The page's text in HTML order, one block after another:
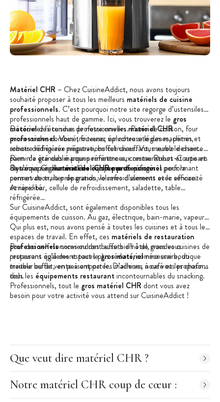
Matériel CHR – Chez CuisineAddict, nous avons toujours
souhaité proposer à tous les meilleurs matériels de cuisine
professionnels. C’est pourquoi notre site regorge d’ustensiles
professionnels haut de gamme. Ici, vous trouverez le gros
matérieldes cuisines professionnelles. Piano de cuisson, four
micro-ondes combiné, friteuse, éplucheuse légumes, pétrin,
armoire réfrigérée négative, buffet chauffant, meuble desserte…
Rien n’a été oublié pour permettre aux restaurateurs et artisans
de s’équiper d’unmatériel CHRprode pointe.
Découvrez l'étendue de notre universmatériel CHR
professionnel. Vous trouverez sur notre site des machines et
robots dédiés aux préparations culinaires. Vous aurez le choix
parmi de grandes marques références, comme Robot-Coupe et
Dynamic. Cematériel de cuisine professionnelperformant
permet de traiter de grands volumes d’aliments avec efficacité
et rapidité.
Retrouvez également des équipements réfrigérés pour la
conservation, la préparation, le refroidissement et le service.
Arrière-bar, cellule de refroidissement, saladette, table
réfrigérée…
Sur CuisineAddict, sont également disponibles tous les
équipements de cuisson. Au gaz, électrique, bain-marie, vapeur…
Qui plus est, nous avons pensé à toutes les cuisines et à tous les
espaces de travail. En effet, ces matériels de restauration
professionnelsconviendront aussi bien à de grandes cuisines de
restaurant qu’à des espaces plus réduits, comme une boutique
traiteur ou de vente à emporter. D’ailleurs, nous vous proposons
tous les équipements restaurantincontournables du snacking.
Pour des self-services ou des buffets d’hôtel, nous vous
proposons également tout legros matérielnécessaire, du
meuble buffet, en passant par les machines à café et les chafing
dish.
Professionnels, tout le gros matériel CHR dont vous avez
besoin pour votre activité vous attend sur CuisineAddict !
Que veut dire matériel CHR ?
Notre matériel CHR coup de cœur :